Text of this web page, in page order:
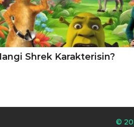
Shrek Karakterisin?
©